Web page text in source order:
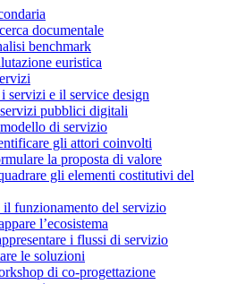
documentale
benchmark
euristica
servizi e il service design
pubblici digitali
di servizio
gli attori coinvolti
la proposta di valore
gli elementi costitutivi del
il funzionamento del servizio
l’ecosistema
i flussi di servizio
le soluzioni
di co-progettazione